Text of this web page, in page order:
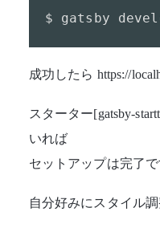
$ gatsby
成功したら https://
スターター[gatsby-
いれば
セットアップは完了で
自分好みにスタイル